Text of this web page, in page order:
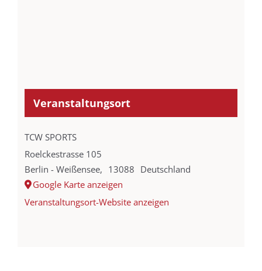
Veranstaltungsort
TCW SPORTS
Roelckestrasse 105
Berlin - Weißensee, 13088 Deutschland
Google Karte anzeigen
Veranstaltungsort-Website anzeigen